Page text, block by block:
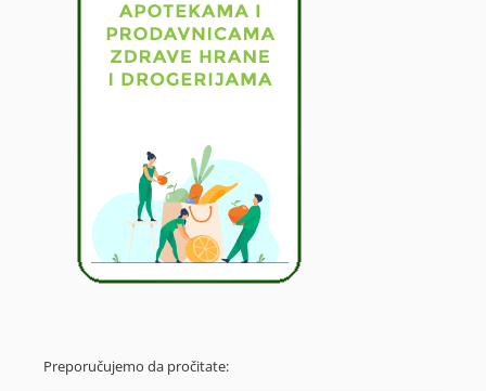
Preporučujemo da pročitate: